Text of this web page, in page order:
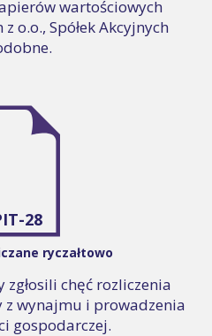
wartościowych
o.o., Spółek Akcyjnych
28
ryczałtowo
chęć rozliczenia
z wynajmu i prowadzenia
gospodarczej.